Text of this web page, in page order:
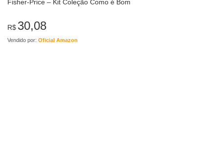
Fisher-Price – Kit Coleção Como é Bom
R$ 30,08
Vendido por: Oficial Amazon